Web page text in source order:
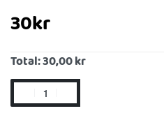
30kr
Total:30,00 kr